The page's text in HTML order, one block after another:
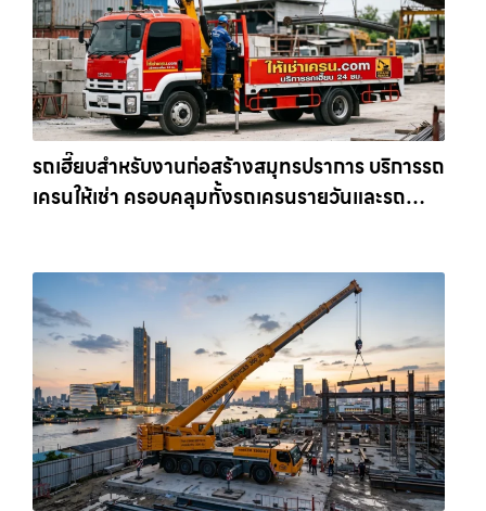
รถเฮี๊ยบสำหรับงานก่อสร้างสมุทรปราการ บริการรถ
เครนให้เช่า ครอบคลุมทั้งรถเครนรายวันและรถ